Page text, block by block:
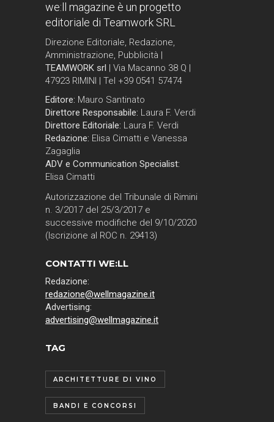
we:ll magazine è un progetto
editoriale di Teamwork SRL
Direzione Editoriale, Redazione,
Amministrazione, Pubblicità |
TEAMWORK srl
| Via Macanno 38 Q |
47923 RIMINI | Tel +39 0541 57474
Editore: Mauro Santinato
Direttore Responsabile: Laura F. Verdi
Direttore Editoriale: Laura F. Verdi
Redazione: Elisa Cimatti e Vanessa
Zagaglia
ADV e Communication Specialist:
Elisa Cimatti
Autorizzazione del Tribunale di Rimini
n. 3/2017 del 25/3/2017 e
successive modifiche del 9/10/2020
(Iscrizione al ROC n. 29413)
CONTATTI WE:LL
Redazione:
redazione@wellmagazine.it
Advertising:
advertising@wellmagazine.it
TAG
ARCHITETTURE DI VINO
BANDI E CONCORSI